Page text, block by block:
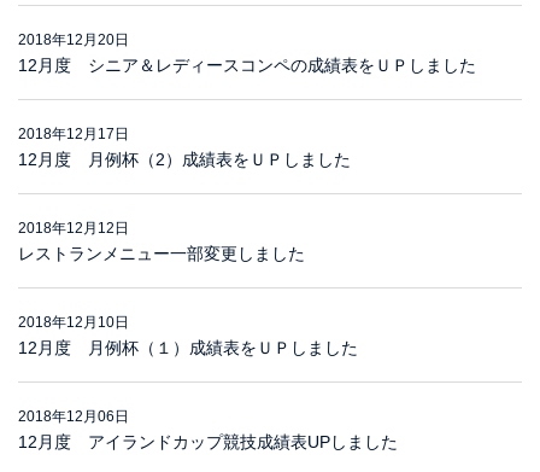
2018年12月20日
12月度 シニア＆レディースコンペの成績表をＵＰしました
2018年12月17日
12月度 月例杯（2）成績表をＵＰしました
2018年12月12日
レストランメニュー一部変更しました
2018年12月10日
12月度 月例杯（１）成績表をＵＰしました
2018年12月06日
12月度 アイランドカップ競技成績表UPしました